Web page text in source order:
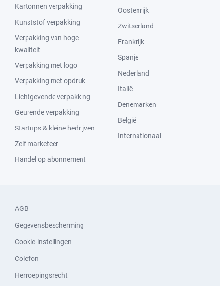
Kartonnen verpakking
Kunststof verpakking
Verpakking van hoge
kwaliteit
Verpakking met logo
Verpakking met opdruk
Lichtgevende verpakking
Geurende verpakking
Startups & kleine bedrijven
Zelf marketeer
Handel op abonnement
Oostenrijk
Zwitserland
Frankrijk
Spanje
Nederland
Italië
Denemarken
België
Internationaal
AGB
Gegevensbescherming
Cookie-instellingen
Colofon
Herroepingsrecht